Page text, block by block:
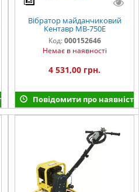
Вібратор майданчиковий
Кентавр МВ-750Е
Код: 000152646
Немає в наявності
4 531,00 грн.
Повідомити про наявність